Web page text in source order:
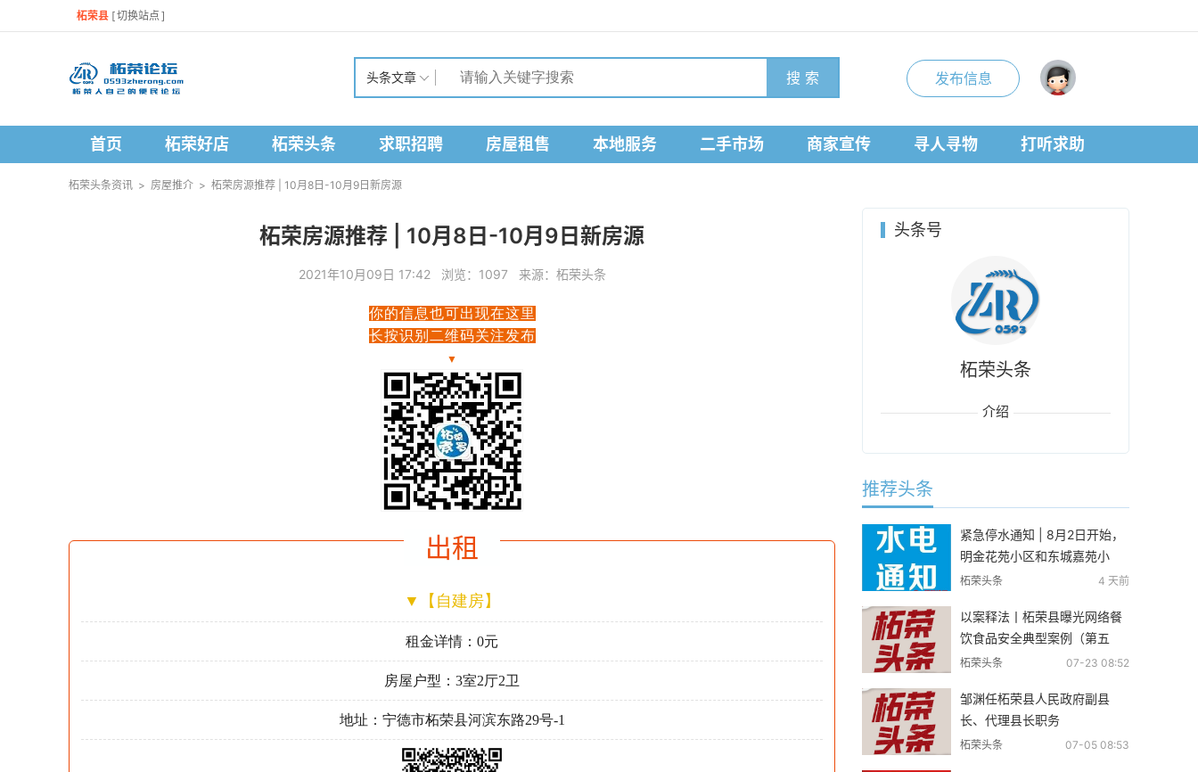
柘荣县 [切换站点 ]
头条文章 搜 索 发布信息
首页 柘荣好店 柘荣头条 求职招聘 房屋租售 本地服务 二手市场 商家宣传 寻人寻物 打听求助
柘荣头条资讯 > 房屋推介 > 柘荣房源推荐 | 10月8日-10月9日新房源
柘荣房源推荐 | 10月8日-10月9日新房源
2021年10月09日 17:42 浏览：1097 来源：柘荣头条
你的信息也可出现在这里
长按识别二维码关注发布
▼
出租
▼【自建房】
租金详情：0元
房屋户型：3室2厅2卫
地址：宁德市柘荣县河滨东路29号-1
头条号
柘荣头条
介绍
推荐头条
紧急停水通知 | 8月2日开始，
明金花苑小区和东城嘉苑小
区……
柘荣头条 4 天前
以案释法丨柘荣县曝光网络餐
饮食品安全典型案例（第五
期）有你认识的吗？
柘荣头条 07-23 08:52
邹渊任柘荣县人民政府副县
长、代理县长职务
柘荣头条 07-05 08:53